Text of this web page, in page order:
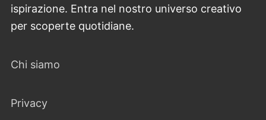
ispirazione. Entra nel nostro universo creativo
per scoperte quotidiane.
Chi siamo
Privacy